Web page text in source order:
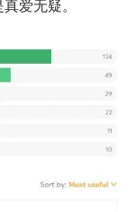
爱无疑。